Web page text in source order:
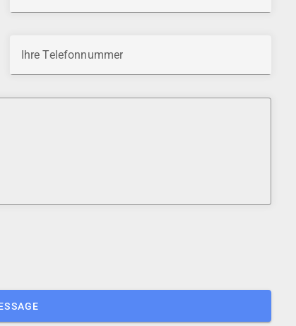
Ihre Telefonnummer